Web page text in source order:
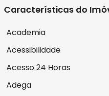
Características do
Academia
Acessibilidade
Acesso 24 Horas
Adega